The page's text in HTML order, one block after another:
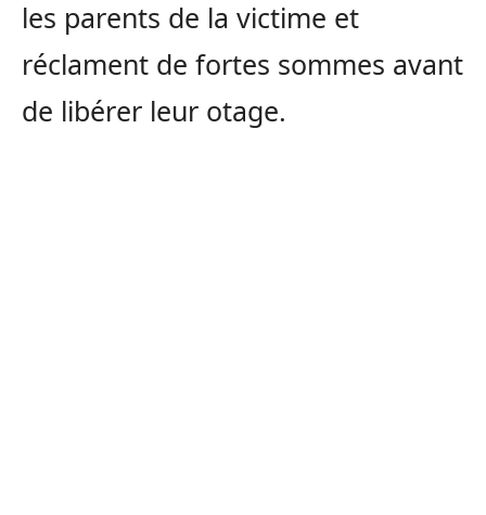
les parents de la victime et
réclament de fortes sommes avant
de libérer leur otage.